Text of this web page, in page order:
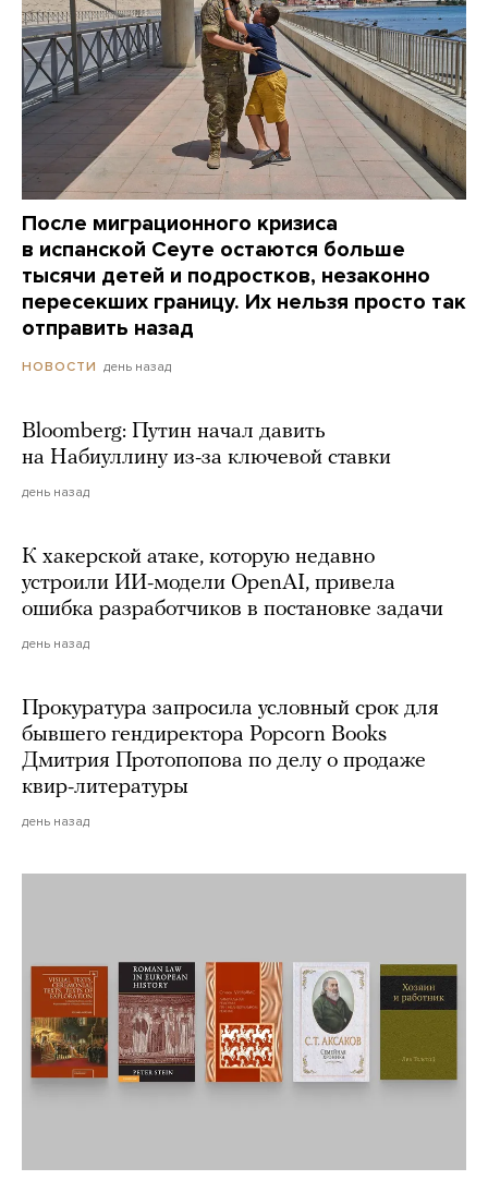
После миграционного кризиса
в испанской Сеуте остаются больше
тысячи детей и подростков, незаконно
пересекших границу. Их нельзя просто так
отправить назад
НОВОСТИ день назад
Bloomberg: Путин начал давить
на Набиуллину из-за ключевой ставки
день назад
К хакерской атаке, которую недавно
устроили ИИ-модели OpenAI, привела
ошибка разработчиков в постановке задачи
день назад
Прокуратура запросила условный срок для
бывшего гендиректора Popcorn Books
Дмитрия Протопопова по делу о продаже
квир-литературы
день назад